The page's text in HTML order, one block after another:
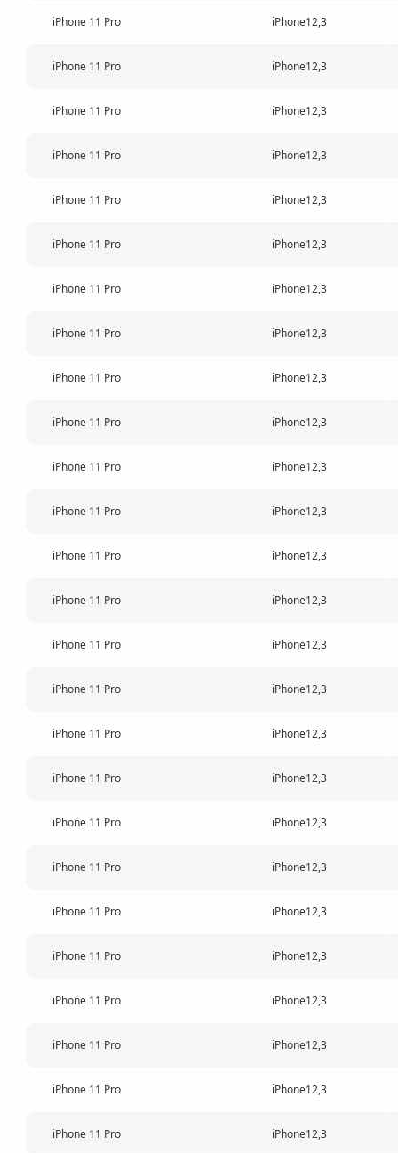
iPhone 11 Pro iPhone12,3
iPhone 11 Pro iPhone12,3
iPhone 11 Pro iPhone12,3
iPhone 11 Pro iPhone12,3
iPhone 11 Pro iPhone12,3
iPhone 11 Pro iPhone12,3
iPhone 11 Pro iPhone12,3
iPhone 11 Pro iPhone12,3
iPhone 11 Pro iPhone12,3
iPhone 11 Pro iPhone12,3
iPhone 11 Pro iPhone12,3
iPhone 11 Pro iPhone12,3
iPhone 11 Pro iPhone12,3
iPhone 11 Pro iPhone12,3
iPhone 11 Pro iPhone12,3
iPhone 11 Pro iPhone12,3
iPhone 11 Pro iPhone12,3
iPhone 11 Pro iPhone12,3
iPhone 11 Pro iPhone12,3
iPhone 11 Pro iPhone12,3
iPhone 11 Pro iPhone12,3
iPhone 11 Pro iPhone12,3
iPhone 11 Pro iPhone12,3
iPhone 11 Pro iPhone12,3
iPhone 11 Pro iPhone12,3
iPhone 11 Pro iPhone12,3